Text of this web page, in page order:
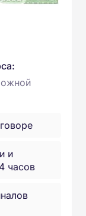
и
часов